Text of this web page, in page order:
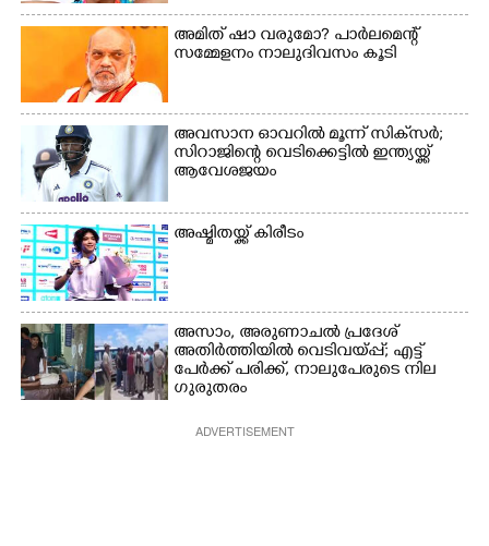
അമിത് ഷാ വരുമോ?​ പാർലമെന്റ്
സമ്മേളനം നാലുദിവസം കൂടി
അവസാന ഓവറിൽ മൂന്ന് സിക്‌സർ;
സിറാജിന്റെ വെടിക്കെട്ടിൽ ഇന്ത്യയ്ക്ക്
ആവേശജയം
അഷ്മിതയ്ക്ക് കിരീടം
അസാം, അരുണാചൽ പ്രദേശ്
അതിർത്തിയിൽ വെടിവയ്പ്പ്; എട്ട്
പേർക്ക് പരിക്ക്, നാലുപേരുടെ നില
ഗുരുതരം
ADVERTISEMENT